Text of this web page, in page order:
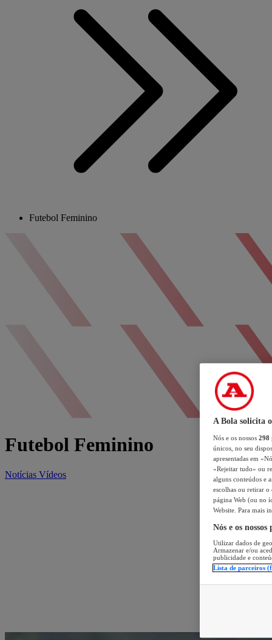
Futebol Feminino
Futebol Feminino
Notícias Vídeos
A Bola solicita
Nós e os nossos 298
únicos, no seu
apresentadas em
«Rejeitar tudo» ou
alguns conteúdos e
escolhas ou retirar
página Web (ou no
Website. Para mais
Nós e os
Utilizar dados de
Armazenar e/ou
publicidade e
Lista de parceiros